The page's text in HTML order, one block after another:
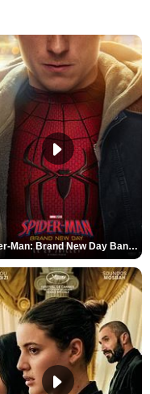
Spider-Man: Brand New Day Bande-annonce VO STFR